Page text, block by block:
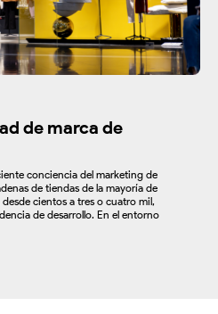
de marca de
conciencia del marketing de
de tiendas de la mayoría de
cientos a tres o cuatro mil,
de desarrollo. En el entorno